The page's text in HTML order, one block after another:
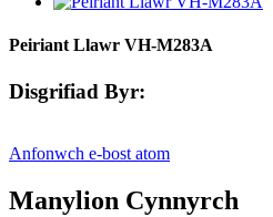
Peiriant Llawr VH-M283A
Disgrifiad Byr:
Anfonwch e-bost atom
Manylion Cynnyrch